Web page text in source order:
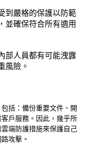
到嚴格的保護以防範
並確保符合所有適用
部人員都有可能洩露
風險。
括：備份重要文件、開
戶服務。因此，幾乎所
端防護措施來保護自己
攻擊。